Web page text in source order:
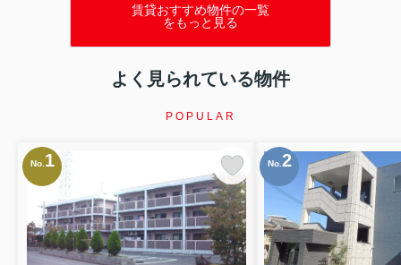
賃貸おすすめ物件の一覧
をもっと見る
よく見られている物件
POPULAR
No. 1 No. 2